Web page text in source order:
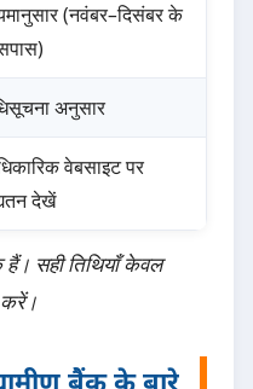
(नवंबर–दिसंबर के
अनुसार
वेबसाइट पर
देखें
हैं। सही तिथियाँ केवल
करें।
बैंक के बारे